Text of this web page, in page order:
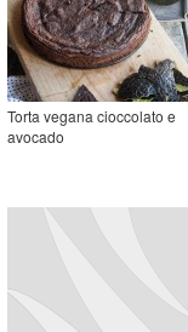
Torta vegana cioccolato e
avocado